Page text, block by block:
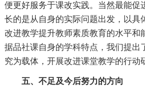
便更好服务于课改实践。当然最能促
长的是从自身的实际问题出发，以具
改进教学提升教师素质教育的水平和
据品社课自身的学科特点，我们提出
究为载体，开展改进课堂教学的行动
五、不足及今后努力的方向